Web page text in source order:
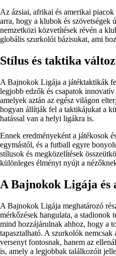
Az ázsiai, afrikai és amerikai piacok
arra, hogy a klubok és szövetségek
nemzetközi közvetítések révén a
globális szurkolói bázisukat, ami
Stílus és taktika
A Bajnokok Ligája a játéktaktikák
legjobb edzők és csapatok
amelyek aztán az egész világon
hogyan állítják fel a taktikájukat a
hatással van a helyi ligákra is.
Ennek eredményeként a játékosok
egymástól, és a futball egyre
stílusok és megközelítések
különleges élményt nyújt a
A Bajnokok Ligája és
A Bajnokok Ligája meghatározó
mérkőzések hangulata, a stadionok
mind hozzájárulnak ahhoz, hogy a
tapasztalható. A szurkolók nemcsak
versenyt fontosnak, hanem az
is, amely a legjobbak találkozóit